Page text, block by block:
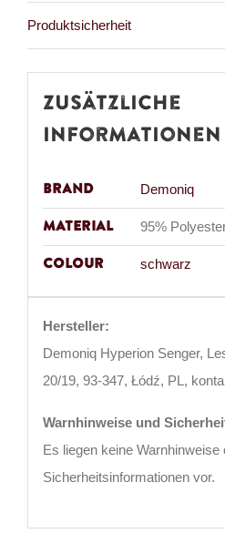
Produktsicherheit
Zusätzliche
Informationen
Brand Demoniq
Material 95%
Colour schwarz
Hersteller:
Demoniq Hyperion Senger,
20/19, 93-347, Łódź, PL,
Warnhinweise und
Es liegen keine Warnhinweise
Sicherheitsinformationen vor.